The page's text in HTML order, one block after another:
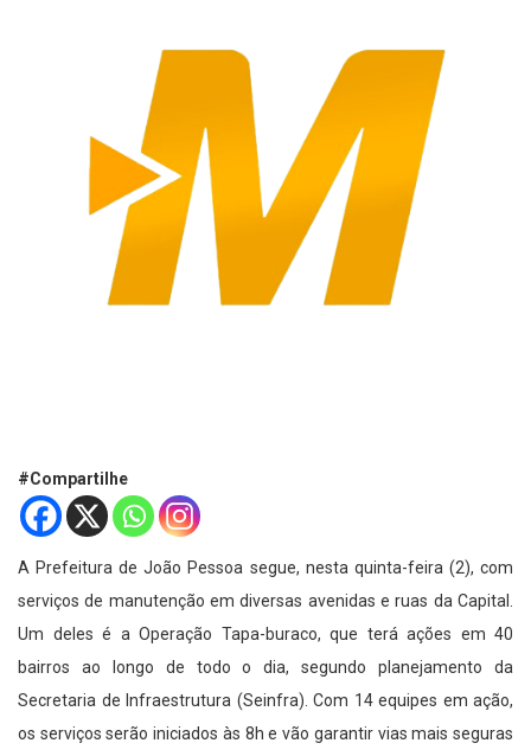
#Compartilhe
A Prefeitura de João Pessoa segue, nesta quinta-feira (2), com
serviços de manutenção em diversas avenidas e ruas da Capital.
Um deles é a Operação Tapa-buraco, que terá ações em 40
bairros ao longo de todo o dia, segundo planejamento da
Secretaria de Infraestrutura (Seinfra). Com 14 equipes em ação,
os serviços serão iniciados às 8h e vão garantir vias mais seguras